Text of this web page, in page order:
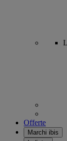
Offerte
Marchi ibis